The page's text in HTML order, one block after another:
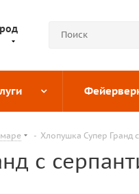
- Хлопушка Супер Гранд
с